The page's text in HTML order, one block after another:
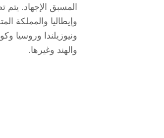
المسبق الإجهاد. يتم
وإيطاليا والمملكة
ونيوزيلندا وروسيا
والهند وغيرها.